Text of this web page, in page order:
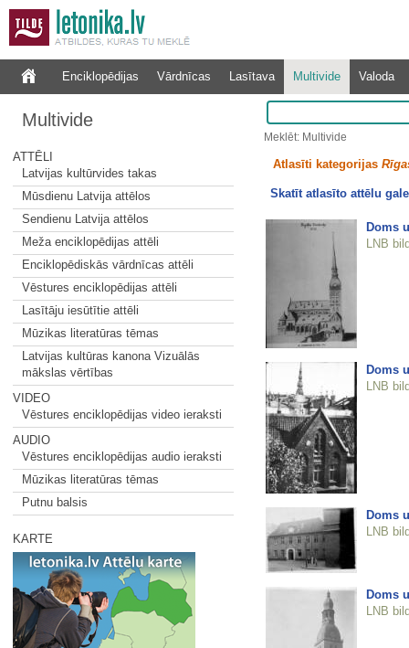
Enciklopēdijas Vārdnīcas Lasītava Multivide Valoda
Multivide
ATTĒLI
Latvijas kultūrvides takas
Mūsdienu Latvija attēlos
Sendienu Latvija attēlos
Meža enciklopēdijas attēli
Enciklopēdiskās vārdnīcas attēli
Vēstures enciklopēdijas attēli
Lasītāju iesūtītie attēli
Mūzikas literatūras tēmas
Latvijas kultūras kanona Vizuālās
mākslas vērtības
VIDEO
Vēstures enciklopēdijas video ieraksti
AUDIO
Vēstures enciklopēdijas audio ieraksti
Mūzikas literatūras tēmas
Putnu balsis
KARTE
Meklēt: Multivide
Atlasīti kategorijas
Skatīt atlasīto attēlu
Doms
LNB
Doms
LNB
Doms
LNB
Doms
LNB